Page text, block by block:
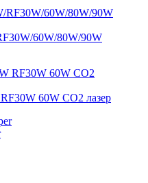
60W/80W/90W
60W CO2 лазер